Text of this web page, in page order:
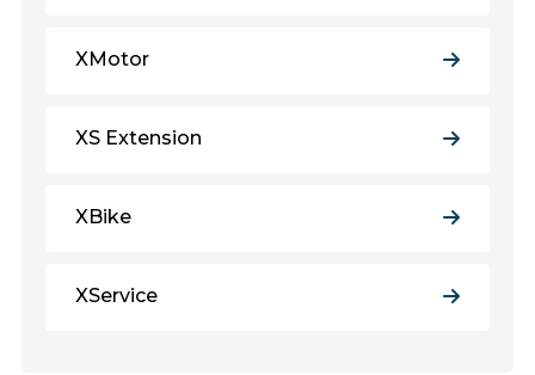
XMotor
XS Extension
XBike
XService